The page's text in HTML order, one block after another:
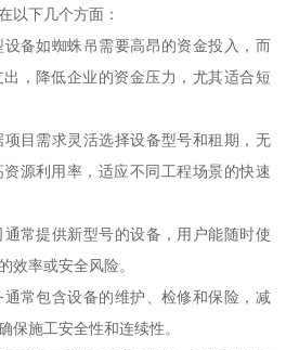
以下几个方面：
备如蜘蛛吊需要高昂的资金投入，而
，降低企业的资金压力，尤其适合短
目需求灵活选择设备型号和租期，无
源利用率，适应不同工程场景的快速
常提供新型号的设备，用户能随时使
效率或安全风险。
常包含设备的维护、检修和保险，减
保施工安全性和连续性。